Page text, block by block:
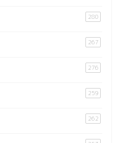
280
267
276
259
262